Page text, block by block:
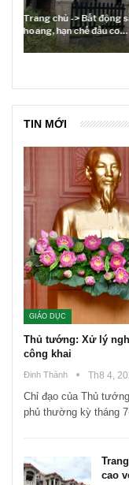
Lãi suất neo
TIN MỚI
GIÁO DỤC
Thủ tướng: Xử lý
công khai
Đinh Thành Th8 4,
Chỉ đạo của Thủ
phủ thường kỳ tháng
cao